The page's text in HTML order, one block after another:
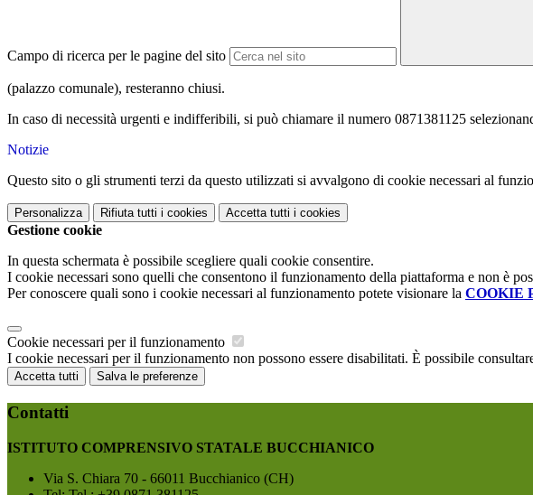
Campo di ricerca per le pagine del sito
(palazzo comunale), resteranno chiusi.
In caso di necessità urgenti e indifferibili, si può chiamare il numero 0871381125
Notizie
Questo sito o gli strumenti terzi da questo utilizzati si avvalgono di cookie necessari al
Personalizza Rifiuta tutti i cookies Accetta tutti i cookies
Gestione cookie
In questa schermata è possibile scegliere quali cookie consentire.
I cookie necessari sono quelli che consentono il funzionamento della piattaforma e non è
Per conoscere quali sono i cookie necessari al funzionamento potete visionare la COOKIE
Cookie necessari per il funzionamento
I cookie necessari per il funzionamento non possono essere disabilitati. È possibile
Accetta tutti Salva le preferenze
Contatti
ISTITUTO COMPRENSIVO STATALE BUCCHIANICO
Via S. Chiara 70 - 66011 Bucchianico (CH)